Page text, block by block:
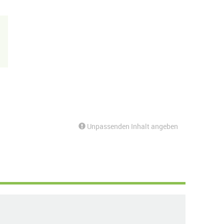
Unpassenden Inhalt angeben